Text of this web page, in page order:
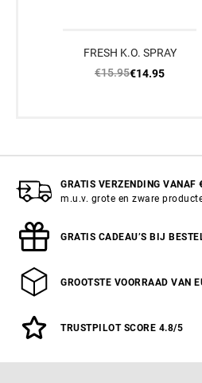
FRESH K.O. SPRAY
€15.95€14.95
GRATIS VERZENDING VANAF
m.u.v. grote en zware
GRATIS CADEAU’S BIJ
GROOTSTE VOORRAAD VAN
TRUSTPILOT SCORE 4.8/5